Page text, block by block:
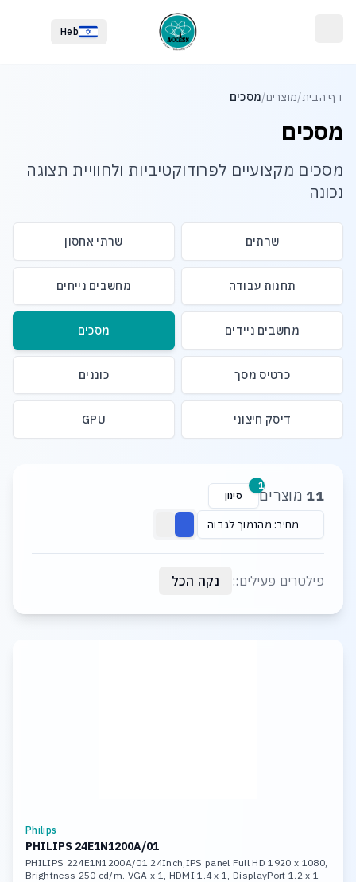
Heb
דף הבית/מוצרים/מסכים
מסכים
מסכים מקצועיים לפרודוקטיביות ולחוויית תצוגה
נכונה
שרתים שרתי אחסון
תחנות עבודה מחשבים נייחים
מחשבים ניידים מסכים
כרטיס מסך כוננים
דיסק חיצוני GPU
11 מוצרים סינון
1
מחיר: מהנמוך לגבוה
פילטרים פעילים:: נקה הכל
Philips
PHILIPS 24E1N1200A/01
PHILIPS 224E1N1200A/01 24Inch,IPS panel Full HD 1920 x 1080,
Brightness 250 cd/m. VGA x 1, HDMI 1.4 x 1, DisplayPort 1.2 x 1